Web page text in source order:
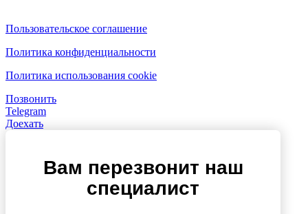
Пользовательское соглашение
Политика конфиденциальности
Политика использования cookie
Позвонить
Telegram
Доехать
Вам перезвонит наш
специалист